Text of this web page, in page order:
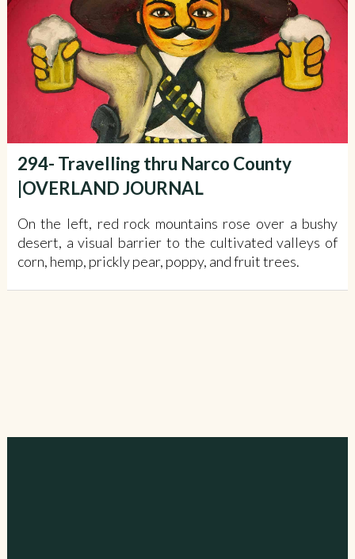
294- Travelling thru Narco County
|OVERLAND JOURNAL
On the left, red rock mountains rose over a bushy
desert, a visual barrier to the cultivated valleys of
corn, hemp, prickly pear, poppy, and fruit trees.